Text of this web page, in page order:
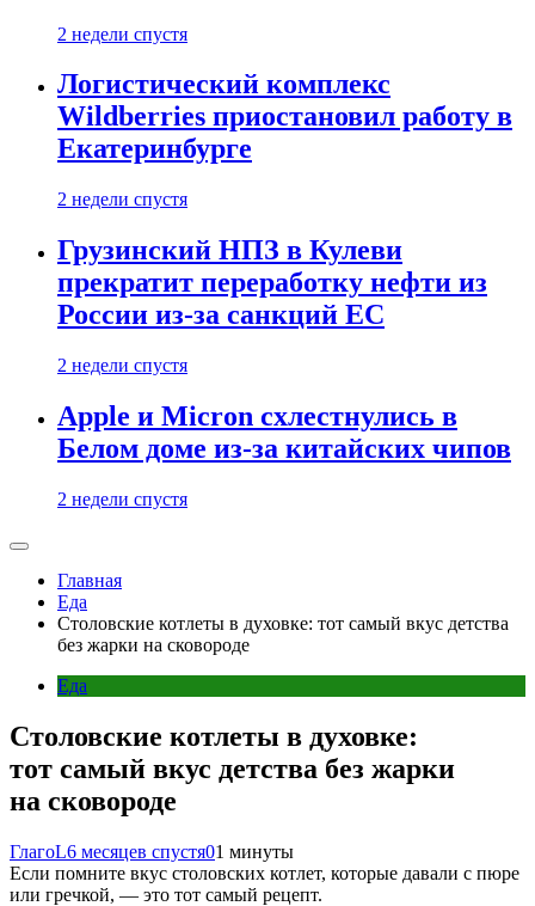
2 недели спустя
Логистический комплекс
Wildberries приостановил работу в
Екатеринбурге
2 недели спустя
Грузинский НПЗ в Кулеви
прекратит переработку нефти из
России из-за санкций ЕС
2 недели спустя
Apple и Micron схлестнулись в
Белом доме из-за китайских чипов
2 недели спустя
Главная
Еда
Столовские котлеты в духовке: тот самый вкус детства
без жарки на сковороде
Еда
Столовские котлеты в духовке:
тот самый вкус детства без жарки
на сковороде
ГлагоL6 месяцев спустя01 минуты
Если помните вкус столовских котлет, которые давали с пюре
или гречкой, — это тот самый рецепт.